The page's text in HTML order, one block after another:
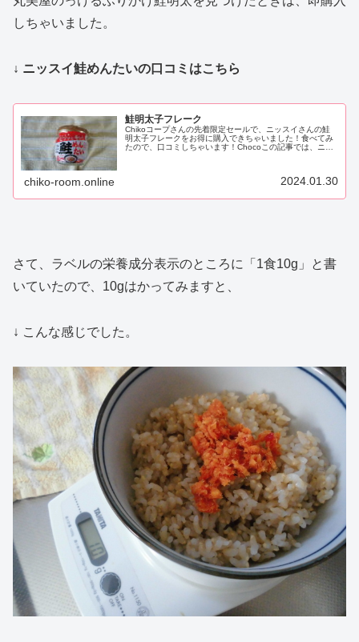
しちゃいました。
↓ ニッスイ鮭めんたいの口コミはこちら
鮭明太子フレーク
Chikoコープさんの先着限定セールで、ニッスイさんの鮭
明太子フレークをお得に購入できちゃいました！食べてみ
たので、口コミしちゃいます！Chocoこの記事では、ニッ
chiko-room.online 2024.01.30
さて、ラベルの栄養成分表示のところに「1食10g」と書
いていたので、10gはかってみますと、
↓ こんな感じでした。